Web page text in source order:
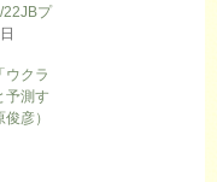
22JBプ
ウクラ
予測す
彦）